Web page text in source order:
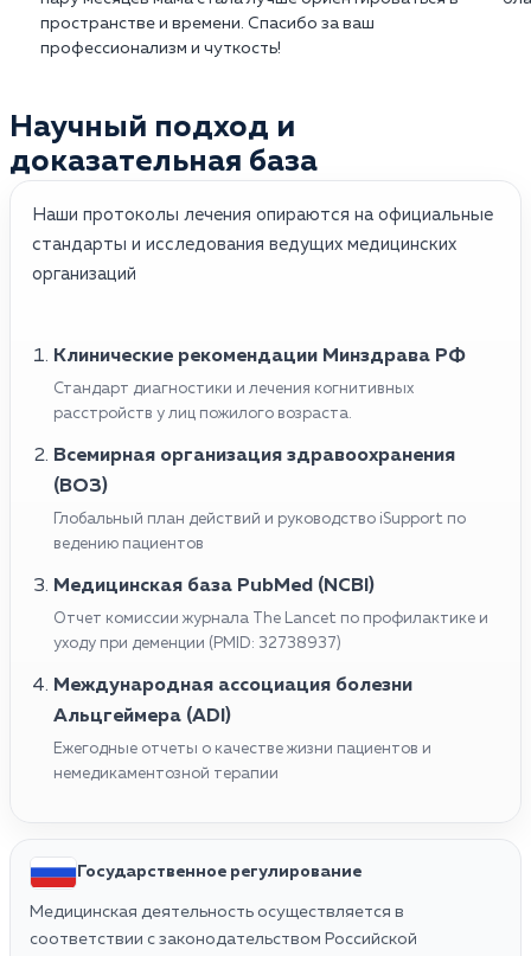
пространстве и времени. Спасибо за ваш
профессионализм и чуткость!
Научный подход и
доказательная база
Наши протоколы лечения опираются на официальные
стандарты и исследования ведущих медицинских
организаций
Клинические рекомендации Минздрава РФ
Стандарт диагностики и лечения когнитивных
расстройств у лиц пожилого возраста.
Всемирная организация здравоохранения
(ВОЗ)
Глобальный план действий и руководство iSupport по
ведению пациентов
Медицинская база PubMed (NCBI)
Отчет комиссии журнала The Lancet по профилактике и
уходу при деменции (PMID: 32738937)
Международная ассоциация болезни
Альцгеймера (ADI)
Ежегодные отчеты о качестве жизни пациентов и
немедикаментозной терапии
Государственное регулирование
Медицинская деятельность осуществляется в
соответствии с законодательством Российской